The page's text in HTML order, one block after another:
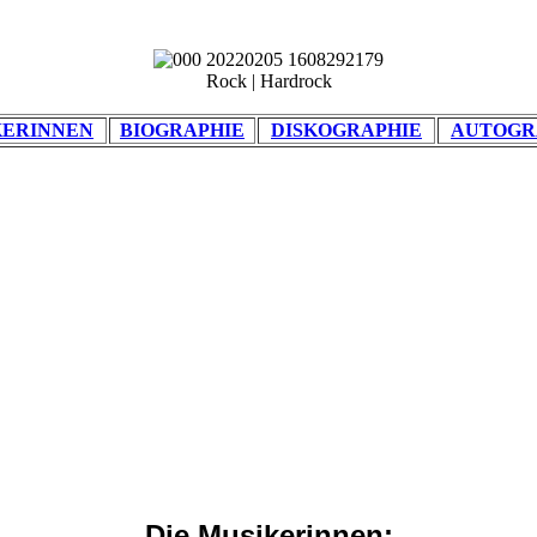
Rock | Hardrock
BIOGRAPHIE DISKOGRAPHIE